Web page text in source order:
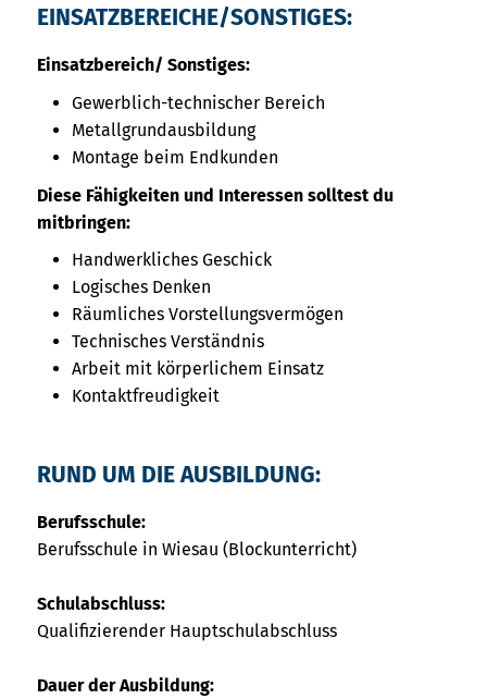
EINSATZBEREICHE/SONSTIGES:
Einsatzbereich/ Sonstiges:
Gewerblich-technischer Bereich
Metallgrundausbildung
Montage beim Endkunden
Diese Fähigkeiten und Interessen solltest du
mitbringen:
Handwerkliches Geschick
Logisches Denken
Räumliches Vorstellungsvermögen
Technisches Verständnis
Arbeit mit körperlichem Einsatz
Kontaktfreudigkeit
RUND UM DIE AUSBILDUNG:
Berufsschule:
Berufsschule in Wiesau (Blockunterricht)
Schulabschluss:
Qualifizierender Hauptschulabschluss
Dauer der Ausbildung: